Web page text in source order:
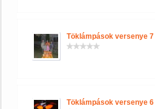
Töklámpások versenye 7
Töklámpások versenye 6